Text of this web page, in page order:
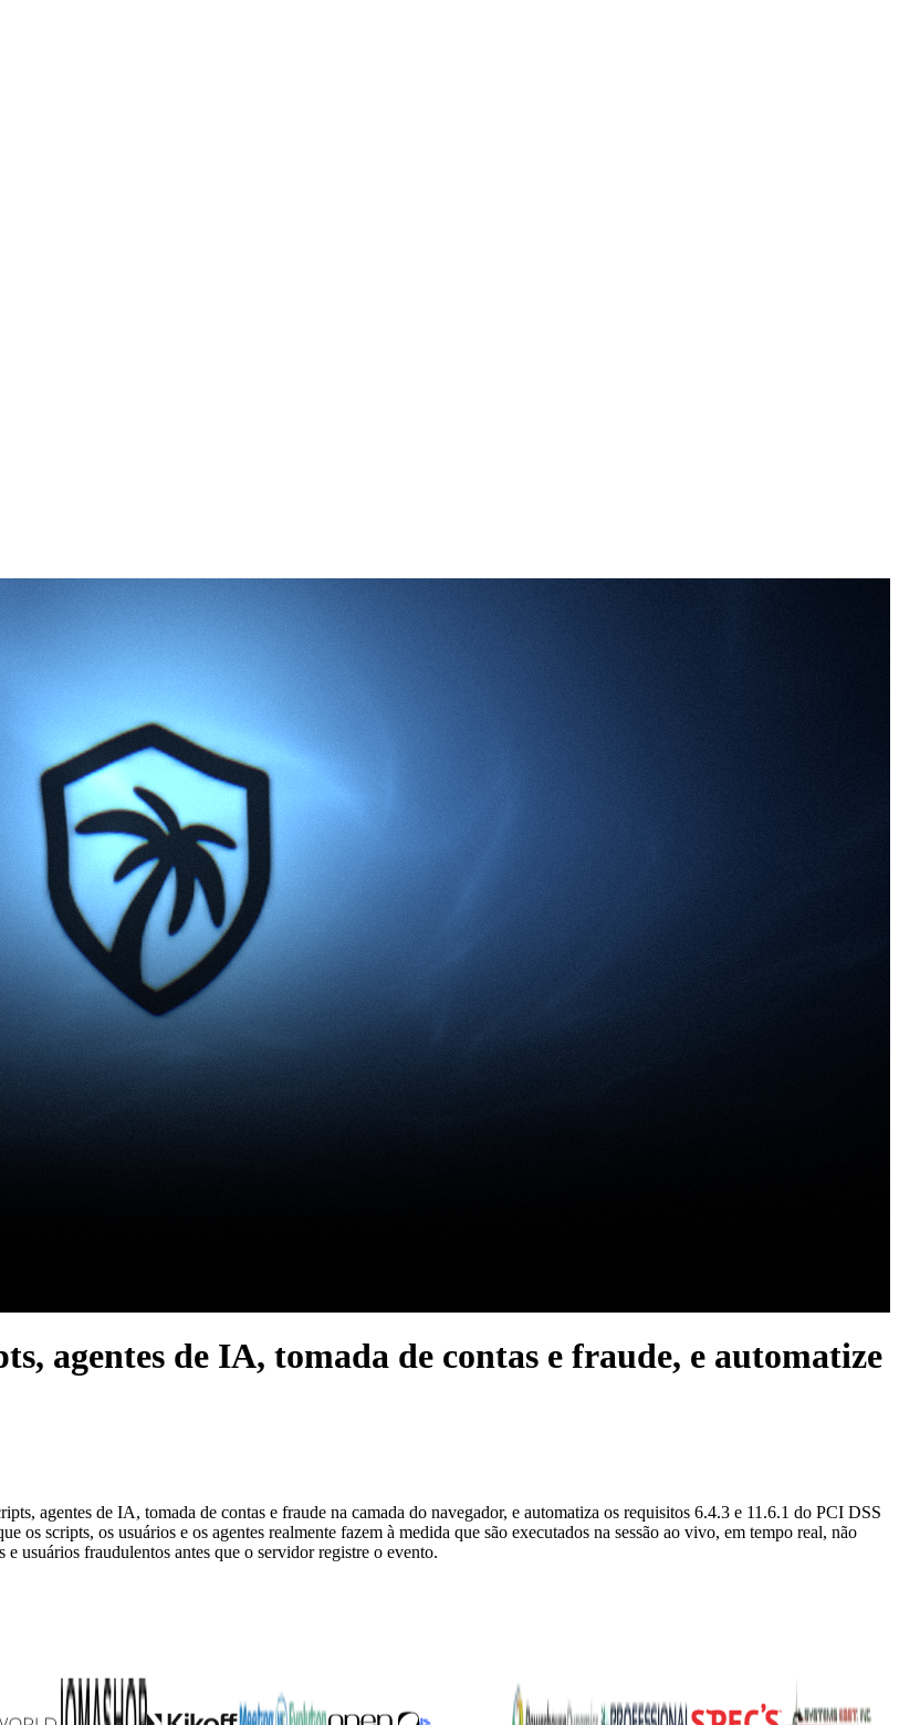
agentes de IA, tomada de contas e fraude, e automatize
agentes de IA, tomada de contas e fraude na camada do navegador, e automatiza os requisitos 6.4.3 e 11.6.1 do PCI DSS
os scripts, os usuários e os agentes realmente fazem à medida que são executados na sessão ao vivo, em tempo real, não
usuários fraudulentos antes que o servidor registre o evento.